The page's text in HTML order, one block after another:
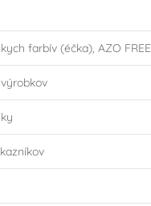
farbív (éčka), AZO FREE